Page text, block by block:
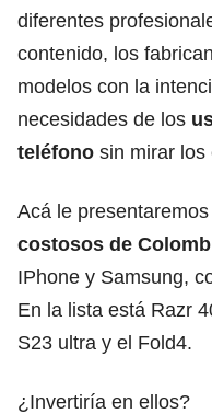
diferentes
contenido, los
modelos con la
necesidades de los
teléfono sin mirar los
Acá le
costosos de
IPhone y Samsung,
En la lista está Razr
S23 ultra y el Fold4.
¿Invertiría en ellos?